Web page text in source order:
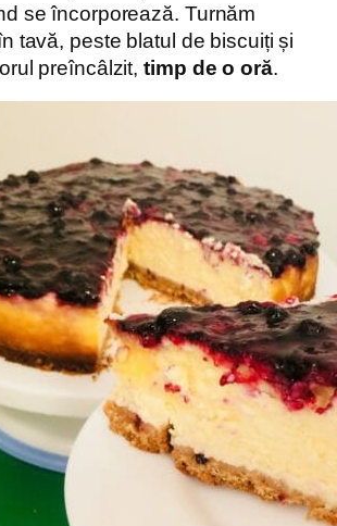
se încorporează. Turnăm
tavă, peste blatul de biscuiți și
preîncâlzit, timp de o oră.